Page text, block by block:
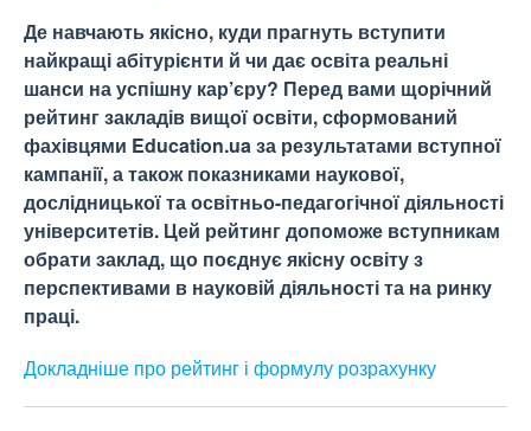
Де навчають якісно, куди прагнуть вступити
найкращі абітурієнти й чи дає освіта реальні
шанси на успішну кар’єру? Перед вами щорічний
рейтинг закладів вищої освіти, сформований
фахівцями Education.ua за результатами вступної
кампанії, а також показниками наукової,
дослідницької та освітньо-педагогічної діяльності
університетів. Цей рейтинг допоможе вступникам
обрати заклад, що поєднує якісну освіту з
перспективами в науковій діяльності та на ринку
праці.
Докладніше про рейтинг і формулу розрахунку